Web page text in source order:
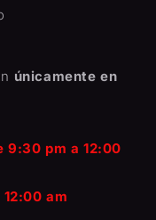
únicamente en
9:30 pm a 12:00
am